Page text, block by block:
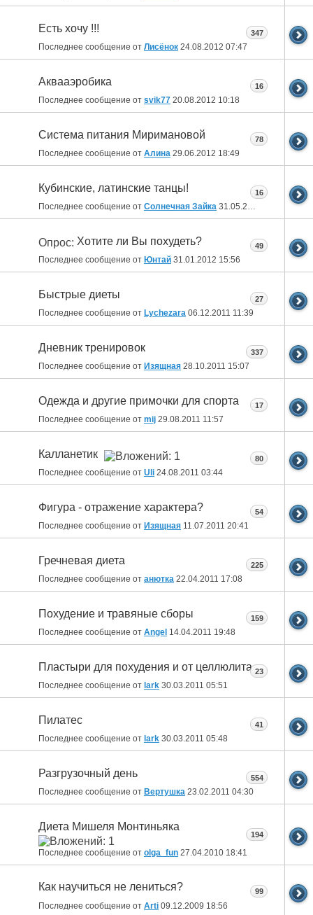
Есть хочу !!!
Последнее сообщение от Лисёнок 24.08.2012 07:47
347
Аквааэробика
Последнее сообщение от svik77 20.08.2012 10:18
16
Система питания Миримановой
Последнее сообщение от Алина 29.06.2012 18:49
78
Кубинские, латинские танцы!
Последнее сообщение от Солнечная Зайка 31.05.2012
16
Опрос: Хотите ли Вы похудеть?
Последнее сообщение от Юнтай 31.01.2012 15:56
49
Быстрые диеты
Последнее сообщение от Lychezara 06.12.2011 11:39
27
Дневник тренировок
Последнее сообщение от Изящная 28.10.2011 15:07
337
Одежда и другие примочки для спорта
Последнее сообщение от mij 29.08.2011 11:57
17
Калланетик
Последнее сообщение от Uli 24.08.2011 03:44
80
Фигура - отражение характера?
Последнее сообщение от Изящная 11.07.2011 20:41
54
Гречневая диета
Последнее сообщение от анютка 22.04.2011 17:08
225
Похудение и травяные сборы
Последнее сообщение от Angel 14.04.2011 19:48
159
Пластыри для похудения и от целлюлита
Последнее сообщение от lark 30.03.2011 05:51
23
Пилатес
Последнее сообщение от lark 30.03.2011 05:48
41
Разгрузочный день
Последнее сообщение от Вертушка 23.02.2011 04:30
554
Диета Мишеля Монтиньяка
Последнее сообщение от olga_fun 27.04.2010 18:41
194
Как научиться не лениться?
Последнее сообщение от Arti 09.12.2009 18:56
99